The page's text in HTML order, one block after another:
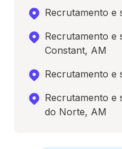
Recrutamento e
Recrutamento e
Constant, AM
Recrutamento e
Recrutamento e
do Norte, AM